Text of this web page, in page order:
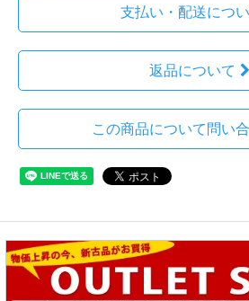
支払い・配送につ
返品について
この商品について問い